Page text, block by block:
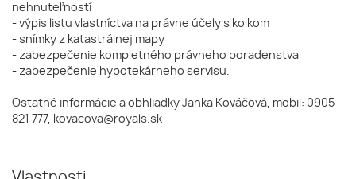
nehnuteľností
- výpis listu vlastníctva na právne účely s kolkom
- snímky z katastrálnej mapy
- zabezpečenie kompletného právneho poradenstva
- zabezpečenie hypotekárneho servisu.
Ostatné informácie a obhliadky Janka Kováčová, mobil: 0905
821 777, kovacova@royals.sk